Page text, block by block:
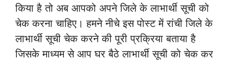
किया है तो अब आपको अपने जिले के लाभार्थी सूची को
चेक करना चाहिए। हमने नीचे इस पोस्ट में रांची जिले के
लाभार्थी सूची चेक करने की पूरी प्रक्रिया बताया है
जिसके माध्यम से आप घर बैठे लाभार्थी सूची को चेक कर